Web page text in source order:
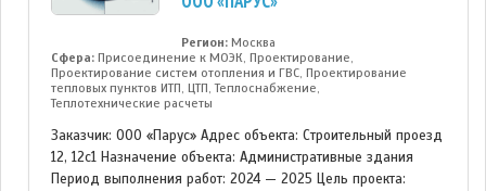
Регион: Москва
Сфера: Присоединение к МОЭК, Проектирование,
Проектирование систем отопления и ГВС, Проектирование
тепловых пунктов ИТП, ЦТП, Теплоснабжение,
Теплотехнические расчеты
Заказчик: ООО «Парус» Адрес объекта: Строительный проезд
12, 12с1 Назначение объекта: Административные здания
Период выполнения работ: 2024 — 2025 Цель проекта: